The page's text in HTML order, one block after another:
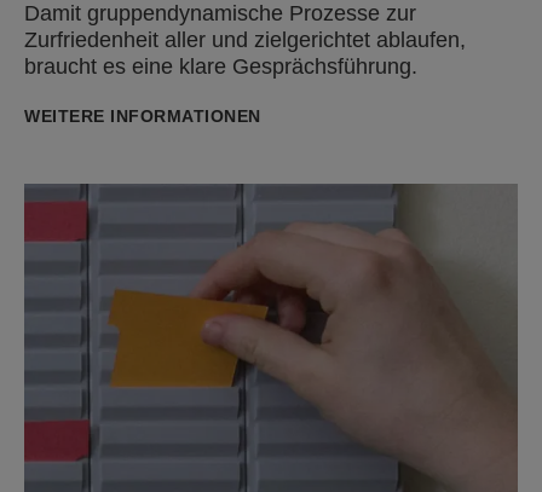
Damit gruppendynamische Prozesse zur
Zurfriedenheit aller und zielgerichtet ablaufen,
braucht es eine klare Gesprächsführung.
WEITERE INFORMATIONEN